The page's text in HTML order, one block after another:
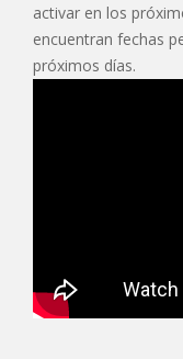
activar en los
encuentran fechas
próximos días.